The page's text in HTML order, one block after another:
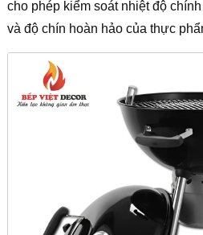
cho phép kiểm soát nhiệt độ
và độ chín hoàn hảo của thực